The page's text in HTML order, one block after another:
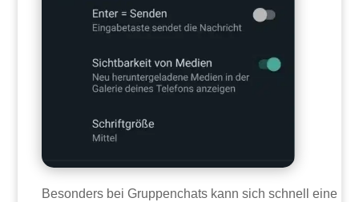
Besonders bei Gruppenchats kann sich schnell eine